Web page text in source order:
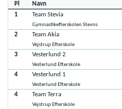
Pl Navn
1
Team Stevia
Gymnastikefterskolen Stevns
2 Team Akia
Vejstrup Efterskole
3 Vesterlund 2
Vesterlund Efterskole
4 Vesterlund 1
Vesterlund Efterskole
4 Team Terra
Vejstrup Efterskole